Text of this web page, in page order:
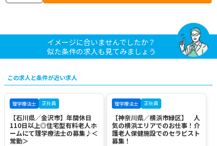
イメージに合いませんでしたか？
似た条件の求人も見てみましょう
この求人と条件が近い求人
理学療法士 正社員
【石川県／金沢市】年間休日
110日以上◎住宅型有料老人ホ
ームにて理学療法士の募集♪＜
常勤＞
理学療法士 正社員
【神奈川県／横浜市緑区】 人
気の横浜エリアでのお仕事！介
護老人保健施設でのセラピスト
募集！